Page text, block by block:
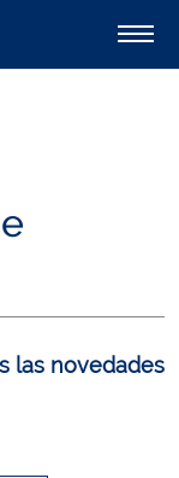
las novedades